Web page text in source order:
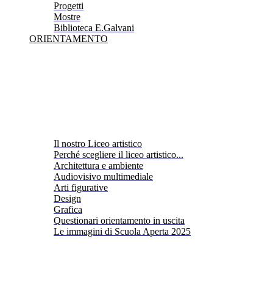
Progetti
Mostre
Biblioteca E.Galvani
ORIENTAMENTO
Il nostro Liceo artistico
Perché scegliere il liceo artistico...
Architettura e ambiente
Audiovisivo multimediale
Arti figurative
Design
Grafica
Questionari orientamento in uscita
Le immagini di Scuola Aperta 2025